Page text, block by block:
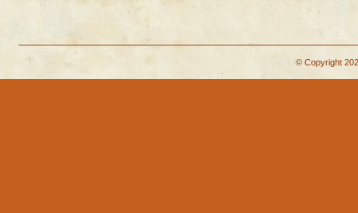
© Copyright